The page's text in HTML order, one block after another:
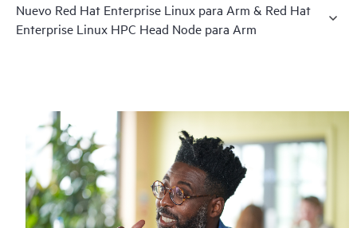
Nuevo Red Hat Enterprise Linux para Arm & Red Hat
Enterprise Linux HPC Head Node para Arm